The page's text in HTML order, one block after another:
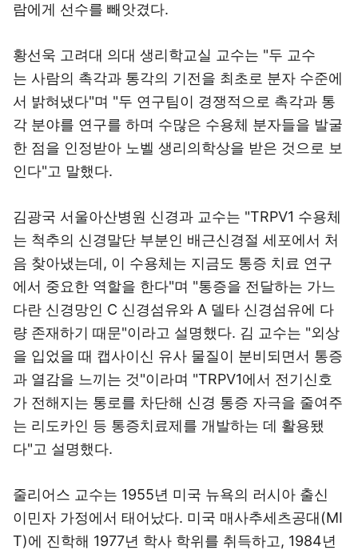
람에게 선수를 빼앗겼다.
황선욱 고려대 의대 생리학교실 교수는 "두 교수
는 사람의 촉각과 통각의 기전을 최초로 분자 수준에
서 밝혀냈다"며 "두 연구팀이 경쟁적으로 촉각과 통
각 분야를 연구를 하며 수많은 수용체 분자들을 발굴
한 점을 인정받아 노벨 생리의학상을 받은 것으로 보
인다"고 말했다.
김광국 서울아산병원 신경과 교수는 "TRPV1 수용체
는 척추의 신경말단 부분인 배근신경절 세포에서 처
음 찾아냈는데, 이 수용체는 지금도 통증 치료 연구
에서 중요한 역할을 한다"며 "통증을 전달하는 가느
다란 신경망인 C 신경섬유와 A 델타 신경섬유에 다
량 존재하기 때문"이라고 설명했다. 김 교수는 "외상
을 입었을 때 캡사이신 유사 물질이 분비되면서 통증
과 열감을 느끼는 것"이라며 "TRPV1에서 전기신호
가 전해지는 통로를 차단해 신경 통증 자극을 줄여주
는 리도카인 등 통증치료제를 개발하는 데 활용됐
다"고 설명했다.
줄리어스 교수는 1955년 미국 뉴욕의 러시아 출신
이민자 가정에서 태어났다. 미국 매사추세츠공대(MI
T)에 진학해 1977년 학사 학위를 취득하고, 1984년